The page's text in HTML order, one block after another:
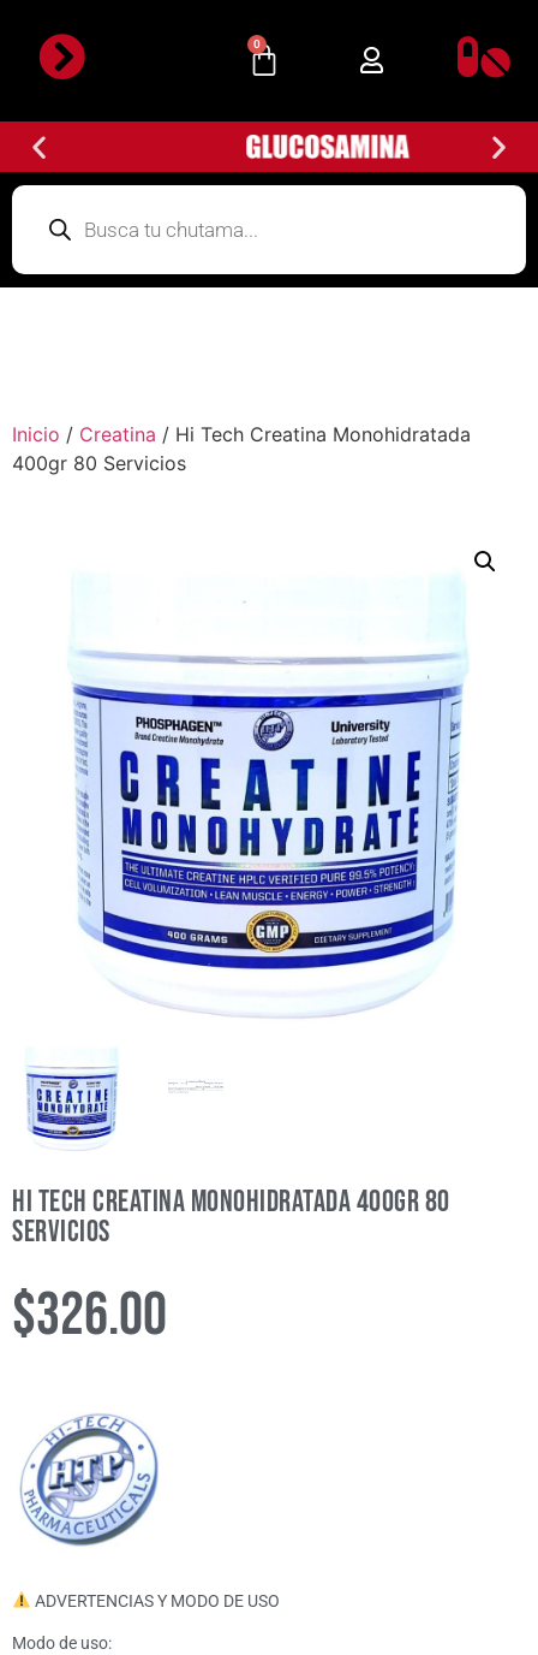
0
Inicio / Creatina / Hi Tech Creatina Monohidratada
400gr 80 Servicios
Hi Tech Creatina Monohidratada 400gr 80
Servicios
$326.00
ADVERTENCIAS Y MODO DE USO
Modo de uso: